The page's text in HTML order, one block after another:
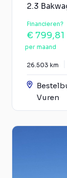
2.3
Financieren?
€ 799,81
per maand
26.503 km
Vuren